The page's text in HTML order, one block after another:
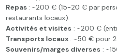
Repas : ~200 € (15-20 € par
restaurants locaux).
Activités et visites : ~200 €
Transports locaux : ~50 € pour
Souvenirs/marges diverses :